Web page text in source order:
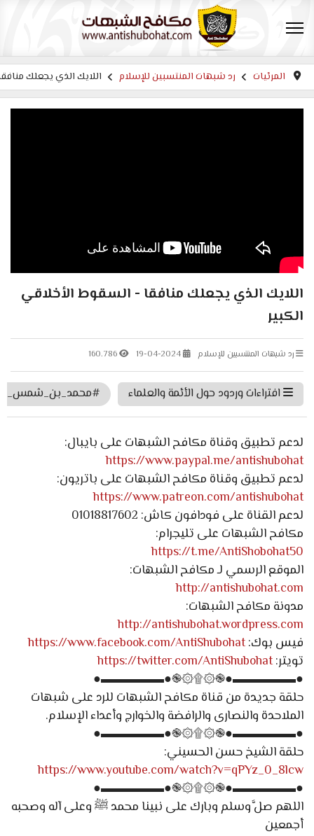
المرئيات رد شبهات المنتسبين للإسلام اللايك الذي يجعلك
اللايك الذي يجعلك منافقا - السقوط الأخلاقي
الكبير
رد شبهات المنتسبين للإسلام 19-04-2024
160.786
افتراءات وردود حول الأئمة والعلماء
لدعم تطبيق وقناة مكافح الشبهات على بايبال:
https://www.paypal.me/antishubohat
لدعم تطبيق وقناة مكافح الشبهات على باتريون:
https://www.patreon.com/antishubohat
لدعم القناة على فودافون كاش: 01018817602
مكافح الشبهات على تليجرام:
https://t.me/AntiShobohat50
الموقع الرسمي لـ مكافح الشبهات:
http://antishubohat.com
مدونة مكافح الشبهات:
http://antishubohat.wordpress.com
فيس بوك:https://www.facebook.com/AntiShubohat
تويتر:https://twitter.com/AntiShubohat
●▬▬▬▬▬●֎۞۩۞֎●▬▬▬▬▬●
حلقة جديدة من قناة مكافح الشبهات للرد على شبهات
الملاحدة والنصارى والرافضة والخوارج وأعداء الإسلام.
●▬▬▬▬▬●֎۞۩۞֎●▬▬▬▬▬●
حلقة الشيخ حسن الحسيني:
https://www.youtube.com/watch?v=qPYz_0_8lcw
●▬▬▬▬▬●֎۞۩۞֎●▬▬▬▬▬●
اللهم صلَّ وسلم وبارك على نبينا محمد ﷺ وعلى آله وصحبه
أجمعين